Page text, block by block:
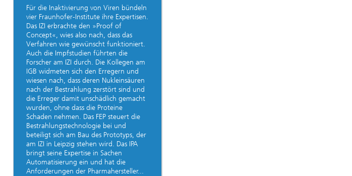
Für die Inaktivierung von Viren bündeln
vier Fraunhofer-Institute ihre Expertisen.
Das IZI erbrachte den »Proof of
Concept«, wies also nach, dass das
Verfahren wie gewünscht funktioniert.
Auch die Impfstudien führten die
Forscher am IZI durch. Die Kollegen am
IGB widmeten sich den Erregern und
wiesen nach, dass deren Nukleinsäuren
nach der Bestrahlung zerstört sind und
die Erreger damit unschädlich gemacht
wurden, ohne dass die Proteine
Schaden nehmen. Das FEP steuert die
Bestrahlungstechnologie bei und
beteiligt sich am Bau des Prototyps, der
am IZI in Leipzig stehen wird. Das IPA
bringt seine Expertise in Sachen
Automatisierung ein und hat die
Anforderungen der Pharmahersteller...